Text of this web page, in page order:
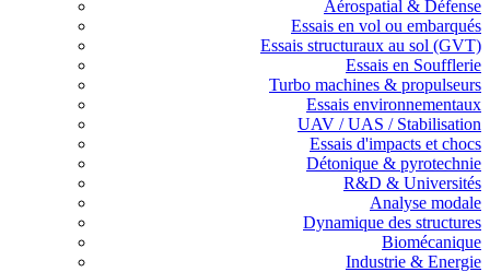
Aérospatial & Défense
Essais en vol ou embarqués
Essais structuraux au sol (GVT)
Essais en Soufflerie
Turbo machines & propulseurs
Essais environnementaux
UAV / UAS / Stabilisation
Essais d'impacts et chocs
Détonique & pyrotechnie
R&D & Universités
Analyse modale
Dynamique des structures
Biomécanique
Industrie & Energie